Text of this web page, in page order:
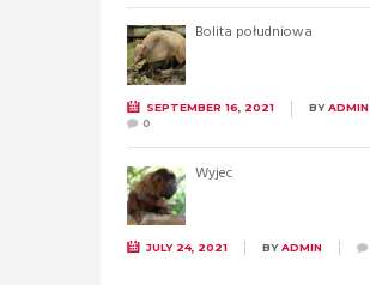
Bolita południowa
SEPTEMBER 16, 2021 BYADMIN
0
Wyjec
JULY 24, 2021 BYADMIN